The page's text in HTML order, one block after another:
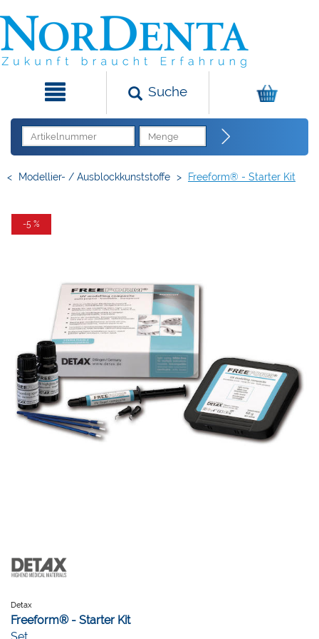
Suche
< Modellier- / Ausblockkunststoffe > Freeform® - Starter Kit
-5 %
Detax
Freeform® - Starter Kit